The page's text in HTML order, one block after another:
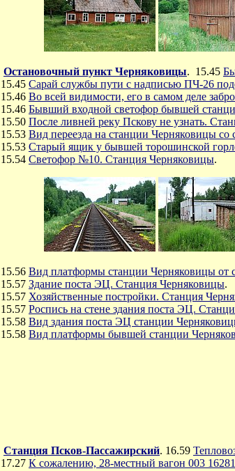
Остановочный пункт Черняковицы. 15.45
15.45 Сарай службы пути с надписью ПЧ-26
15.46 Во всей видимости, его в самом деле
15.46 Бывший входной светофор бывшей
15.50 После ливней реку Пскову не узнать.
15.53 Вид переезда на станции Черняковицы
15.53 Старый ящик у бывшей торошинской
15.54 Светофор №10. Станция Черняковицы.
15.56 Вид платформы станции Черняковицы от
15.57 Здание поста ЭЦ. Станция Черняковицы.
15.57 Хозяйственные постройки. Станция
15.57 Роспись на стене здания поста ЭЦ.
15.58 Вид здания поста ЭЦ станции
15.58 Вид платформы бывшей станции
Станция Псков-Пассажирский. 16.59
17.27 К сожалению, 28-местный вагон 003